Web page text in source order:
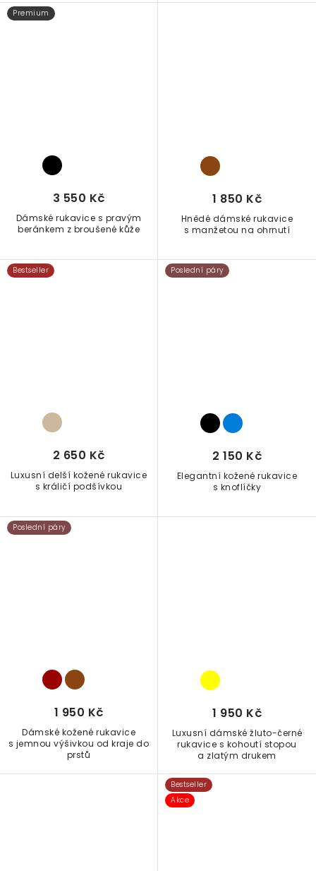
Dámské rukavice s pravým
beránkem z broušené kůže
Premium
3 550 Kč
Hnědé dámské rukavice
s manžetou na ohrnutí
1 850 Kč
Luxusní delší kožené rukavice
s králičí podšívkou
Bestseller
2 650 Kč
Elegantní kožené rukavice
s knoflíčky
Poslední páry
2 150 Kč
Dámské kožené rukavice
s jemnou výšivkou od kraje do
prstů
Poslední páry
1 950 Kč
Luxusní dámské žluto-černé
rukavice s kohoutí stopou
a zlatým drukem
1 950 Kč
Bestseller
Akce